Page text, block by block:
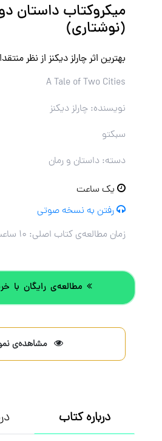
میکروکتاب داستان
(نوشتاری)
بهترین اثر چارلز دیکنز از نظر
A Tale of Two Cities
نویسنده: چارلز دیکنز
سبکتو
دسته: داستان و رمان
یک ساعت
رفتن به نسخه صوتی
زمان مطالعه‌ی کتاب اصلی: ۱۰ ساعت و ۳۰ دقیقه
مطالعه‌ی رایگان با
مشاهده‌ی
درباره کتاب